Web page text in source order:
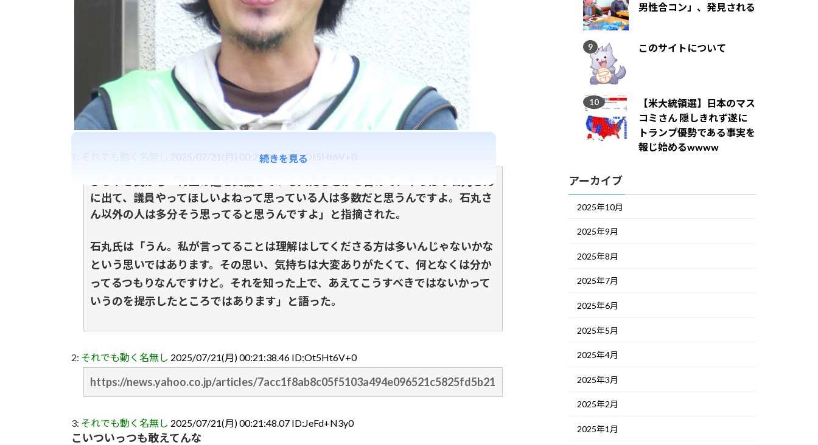
それでも動く名無し 2025/07/21(月) 00:21:25.30 ID:Ot5Ht6V+0
ひろゆき氏から「再生の道を支援している人たちとかも含めて、やっぱり石丸さん
に出て、議員やってほしいよねって思っている人は多数だと思うんですよ。石丸さ
ん以外の人は多分そう思ってると思うんですよ」と指摘された。
石丸氏は「うん。私が言ってることは理解はしてくださる方は多いんじゃないかな
という思いではあります。その思い、気持ちは大変ありがたくて、何となくは分か
ってるつもりなんですけど。それを知った上で、あえてこうすべきではないかって
いうのを提示したところではあります」と語った。
2: それでも動く名無し 2025/07/21(月) 00:21:38.46 ID:Ot5Ht6V+0
https://news.yahoo.co.jp/articles/7acc1f8ab8c05f5103a494e096521c5825fd5b21
3: それでも動く名無し 2025/07/21(月) 00:21:48.07 ID:JeFd+N3y0
こいついっつも敢えてんな
続きを見る
男性合コン」、発見される
このサイトについて
【米大統領選】日本のマス
コミさん 隠しきれず遂に
トランプ優勢である事実を
報じ始めるwwww
アーカイブ
2025年10月
2025年9月
2025年8月
2025年7月
2025年6月
2025年5月
2025年4月
2025年3月
2025年2月
2025年1月